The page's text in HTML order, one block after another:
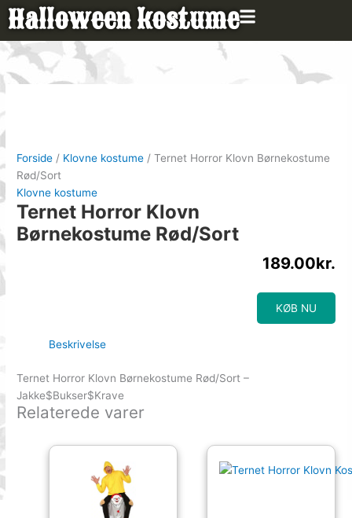
Gå
indholdet
Halloween kostume
Forside / Klovne kostume / Ternet Horror Klovn Børnekostume
Rød/Sort
Klovne kostume
Ternet Horror Klovn
Børnekostume Rød/Sort
189.00kr.
KØB NU
Beskrivelse
Ternet Horror Klovn Børnekostume Rød/Sort –
Jakke$Bukser$Krave
Relaterede varer